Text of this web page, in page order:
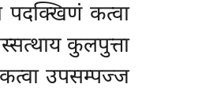
पदक्खिणं कत्वा
कुलपुत्ता
उपसम्पज्ज